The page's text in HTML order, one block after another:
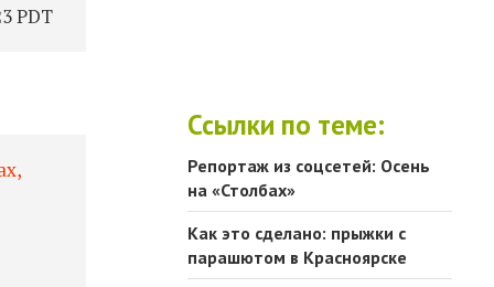
PDT
Ссылки по теме:
Репортаж из соцсетей: Осень
на «Столбах»
Как это сделано: прыжки с
парашютом в Красноярске